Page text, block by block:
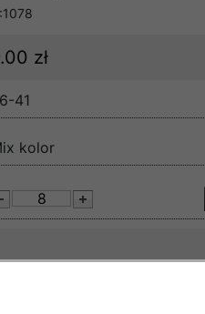
zł
41
kolor